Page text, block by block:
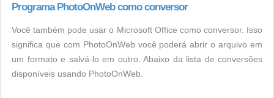
Programa PhotoOnWeb como conversor
Você também pode usar o Microsoft Office como conversor. Isso
significa que com PhotoOnWeb você poderá abrir o arquivo em
um formato e salvá-lo em outro. Abaixo da lista de conversões
disponíveis usando PhotoOnWeb.